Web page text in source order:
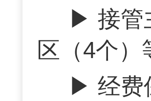
▶ 接管
区（4个）
▶ 经费